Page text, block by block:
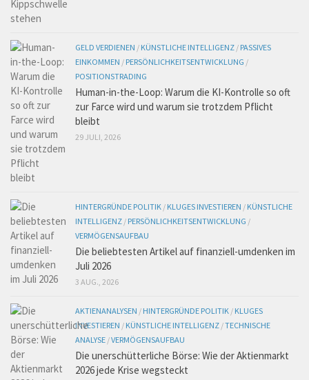
GELD VERDIENEN / KÜNSTLICHE INTELLIGENZ / PASSIVES
EINKOMMEN / PERSÖNLICHKEITSENTWICKLUNG /
POSITIONSTRADING
Human-in-the-Loop: Warum die KI-Kontrolle so oft
zur Farce wird und warum sie trotzdem Pflicht
bleibt
29 JULI, 2026
HINTERGRÜNDE POLITIK / KLUGES INVESTIEREN / KÜNSTLICHE
INTELLIGENZ / PERSÖNLICHKEITSENTWICKLUNG /
VERMÖGENSAUFBAU
Die beliebtesten Artikel auf finanziell-umdenken im
Juli 2026
3 AUG., 2026
AKTIENANALYSEN / HINTERGRÜNDE POLITIK / KLUGES
INVESTIEREN / KÜNSTLICHE INTELLIGENZ /TECHNISCHE
ANALYSE /VERMÖGENSAUFBAU
Die unerschütterliche Börse: Wie der Aktienmarkt
2026 jede Krise wegsteckt